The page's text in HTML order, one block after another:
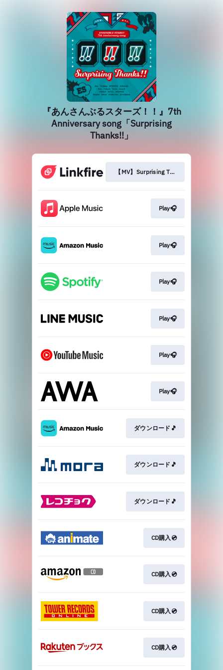
『あんさんぶるスターズ！！』7th
Anniversary song「Surprising
Thanks!!」
【MV】Surprising Thanks!!
Play🎧
Play🎧
Play🎧
Play🎧
Play🎧
Play🎧
ダウンロード🎵
ダウンロード🎵
ダウンロード🎵
CD購入💿
CD購入💿
CD購入💿
CD購入💿